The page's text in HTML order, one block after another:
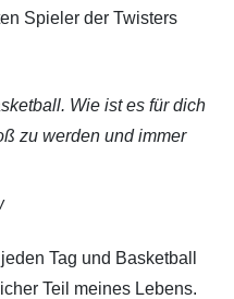
Spieler der Twisters
Wie ist es für dich
zu werden und immer
Tag und Basketball
Teil meines Lebens.